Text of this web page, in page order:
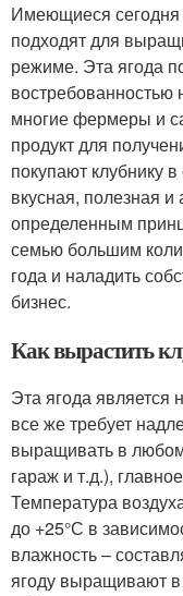
Имеющиеся сегодня
подходят для
режиме. Эта ягода
многие фермеры и
продукт для
покупают клубнику
вкусная, полезная
определенным
семью большим
года и наладить
бизнес.
Как вырастить
Эта ягода является
все же требует
выращивать в
гараж и т.д.),
Температура
до +25°С в
влажность –
ягоду выращивают в